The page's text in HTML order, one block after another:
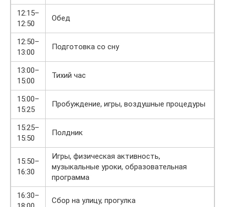
12:15–
12:50
Обед
12:50–
13:00
Подготовка со сну
13:00–
15:00
Тихий час
15:00–
15:25
Пробуждение, игры, воздушные процедуры
15:25–
15:50
Полдник
15:50–
16:30
Игры, физическая активность,
музыкальные уроки, образовательная
программа
16:30–
Сбор на улицу, прогулка